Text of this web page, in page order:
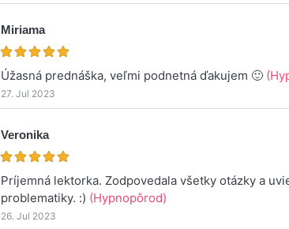
Miriama
Úžasná prednáška, veľmi podnetná ďakujem 🙂
27. Jul 2023
Veronika
Príjemná lektorka. Zodpovedala všetky otázky a
problematiky. :) (Hypnopôrod)
26. Jul 2023